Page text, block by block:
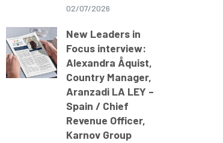
02/07/2026
New Leaders in
Focus interview:
Alexandra Åquist,
Country Manager,
Aranzadi LA LEY –
Spain / Chief
Revenue Officer,
Karnov Group